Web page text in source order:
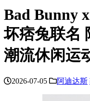
Bad Bunny
坏痞兔联名
潮流休闲运
2026-07-05 阿迪达斯